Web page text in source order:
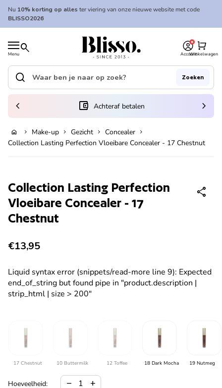
In winkelwagen
Overslaan naar inhoud
Nu 10% korting op alles ter viering van onze nieuwe website met code
BLISSO2026
Menu search
Home
AccountWinkelwagen
shopping_cart
Home
Zoek op"
search Zoeken
(link opent in nieuw tabblad/venster)
account_balance_wallet Achteraf betalen
chevron_left chevron_right
home chevron_right Make-up chevron_right Gezicht chevron_right Concealer chevron_right
Collection Lasting Perfection Vloeibare Concealer - 17 Chestnut
Collection Lasting Perfection
Vloeibare Concealer - 17
Chestnut
share
Normale prijs
€13,95
Liquid syntax error (snippets/read-more line 9): Expected
end_of_string but found pipe in "product.description |
strip_html | size > 200"
17 Chestnut 10 Buttermilk 12 Toffee 18 Dark Mocha 19 Nutmeg
Hoeveelheid:
Hoeveelheid verlagen voor
remove
Verhoog de hoeveelheid voor
add